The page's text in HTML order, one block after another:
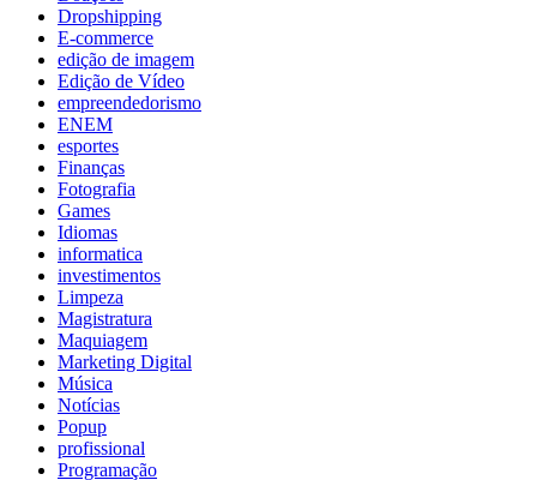
Dropshipping
E-commerce
edição de imagem
Edição de Vídeo
empreendedorismo
ENEM
esportes
Finanças
Fotografia
Games
Idiomas
informatica
investimentos
Limpeza
Magistratura
Maquiagem
Marketing Digital
Música
Notícias
Popup
profissional
Programação